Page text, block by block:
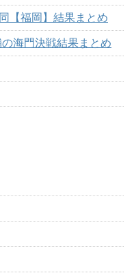
【福岡】結果まとめ
海門決戦結果まとめ